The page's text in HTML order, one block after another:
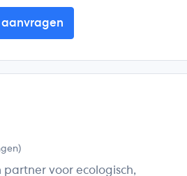
partner voor ecologisch,